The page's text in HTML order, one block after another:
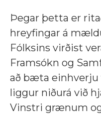
Þegar þetta er
hreyfingar á
Fólksins virðist
Framsókn og
að bæta einhverju
liggur niðurá við
Vinstri grænum